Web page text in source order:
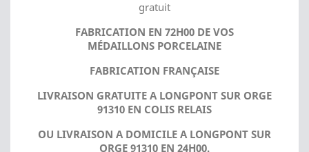
gratuit
FABRICATION EN 72H00 DE VOS
MÉDAILLONS PORCELAINE
FABRICATION FRANÇAISE
LIVRAISON GRATUITE A LONGPONT SUR ORGE
91310 EN COLIS RELAIS
OU LIVRAISON A DOMICILE A LONGPONT SUR
ORGE 91310 EN 24H00.